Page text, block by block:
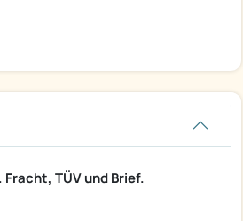
Fracht, TÜV und Brief.